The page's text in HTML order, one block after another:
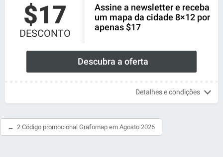
$17
DESCONTO
Assine a newsletter e receba
um mapa da cidade 8×12 por
apenas $17
Descubra a oferta
Detalhes e condições
2 Código promocional Grafomap em Agosto 2026